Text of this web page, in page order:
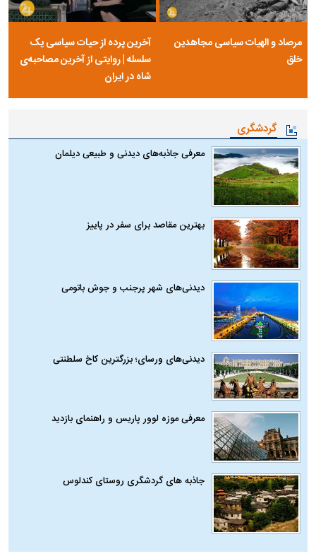
مرصاد و الهیات سیاسی مجاهدین
خلق
آخرین پرده از حیات سیاسی یک
سلسله | روایتی از آخرین مصاحبه‌ی
شاه در ایران
گردشگری
معرفی جاذبه‌های دیدنی و طبیعی دیلمان
بهترین مقاصد برای سفر در پاییز
دیدنی‌های شهر پرجنب و جوش باتومی
دیدنی‌های ورسای؛ بزرگترین کاخ سلطنتی
معرفی موزه لوور پاریس و راهنمای بازدید
جاذبه های گردشگری روستای کندلوس